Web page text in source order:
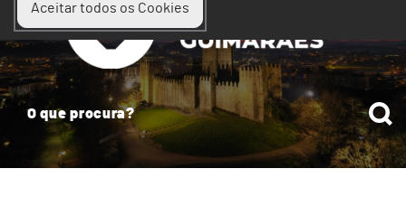
Aceitar todos os Cookies